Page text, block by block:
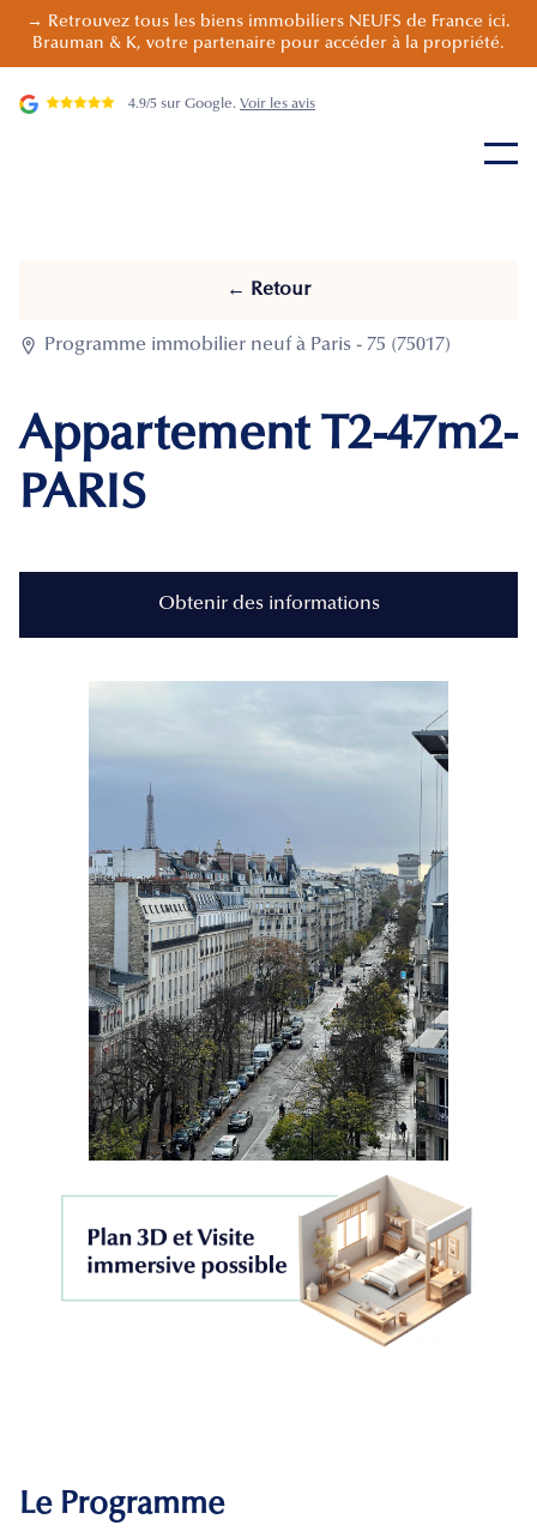
→ Retrouvez tous les biens immobiliers NEUFS de France ici.
Brauman & K, votre partenaire pour accéder à la propriété.
4.9/5 sur Google. Voir les avis
← Retour
 Programme immobilier neuf à Paris - 75 (75017)
Appartement T2-47m2-
PARIS
Obtenir des informations
Le Programme